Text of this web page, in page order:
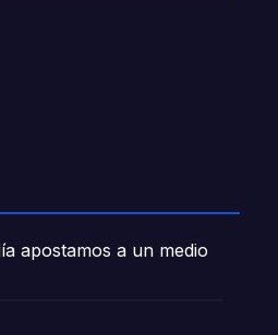
apostamos a un medio